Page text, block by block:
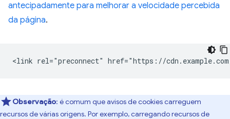
antecipadamente para melhorar a velocidade percebida
da página.
Observação: é comum que avisos de cookies carreguem
recursos de várias origens. Por exemplo, carregando recursos de